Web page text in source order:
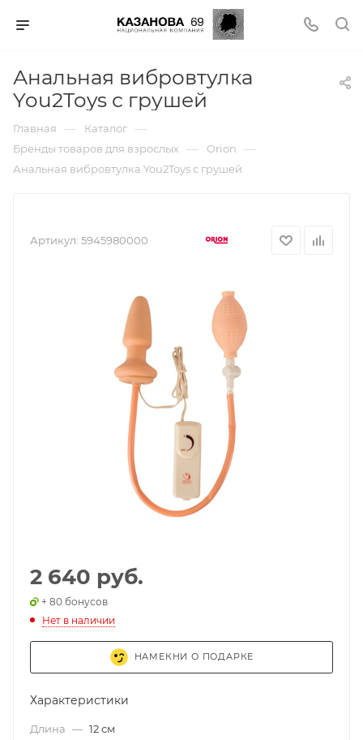
Анальная вибровтулка
You2Toys с грушей
Главная — Каталог —
Бренды товаров для взрослых — Orion —
Анальная вибровтулка You2Toys с грушей
Артикул: 5945980000
2 640 руб.
+ 80 бонусов
Нет в наличии
НАМЕКНИ О ПОДАРКЕ
Характеристики
Длина — 12 см